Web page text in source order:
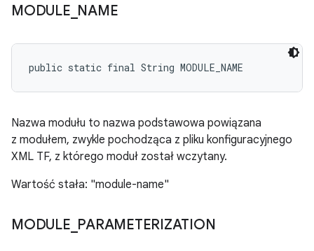
MODULE NAME
public static final String MODULE_NAME
Nazwa modułu to nazwa podstawowa powiązana
z modułem, zwykle pochodząca z pliku konfiguracyjnego
XML TF, z którego moduł został wczytany.
Wartość stała: "module-name"
MODULE PARAMETERIZATION